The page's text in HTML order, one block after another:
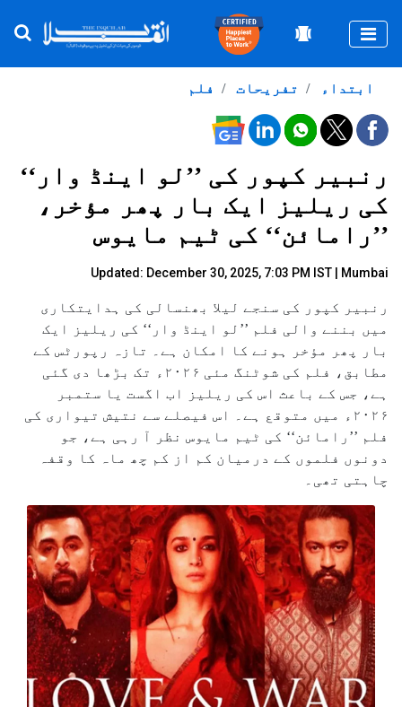
فلم تفریحات ابتداء
رنبیر کپور کی ’’لو اینڈ وار‘‘
کی ریلیز ایک بار پھر مؤخر،
’’رامائن‘‘ کی ٹیم مایوس
Updated: December 30, 2025, 7:03 PM IST | Mumbai
رنبیر کپور کی سنجے لیلا بھنسالی کی ہدایتکاری
میں بننے والی فلم ’’لو اینڈ وار‘‘ کی ریلیز ایک
بار پھر مؤخر ہونے کا امکان ہے۔ تازہ رپورٹس کے
مطابق، فلم کی شوٹنگ مئی ۲۰۲۶ء تک بڑھا دی گئی
ہے، جس کے باعث اس کی ریلیز اب اگست یا ستمبر
۲۰۲۶ء میں متوقع ہے۔ اس فیصلے سے نتیش تیواری کی
فلم ’’رامائن‘‘ کی ٹیم مایوس نظر آ رہی ہے، جو
دونوں فلموں کے درمیان کم از کم چھ ماہ کا وقفہ
چاہتی تھی۔